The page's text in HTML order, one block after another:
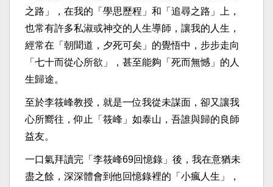
之路」，在我的「學思歷程」和「追尋之路」上，
也常有許多私淑或神交的人生導師，讓我的人生，
經常在「朝聞道，夕死可矣」的覺悟中，步步走向
「七十而從心所欲」，甚至能夠「死而無憾」的人
生歸途。
至於李筱峰教授，就是一位我從未謀面，卻又讓我
心所嚮往，仰止「筱峰」如泰山，吾誰與歸的良師
益友。
一口氣拜讀完「李筱峰69回憶錄」後，我在意猶未
盡之餘，深深體會到他回憶錄裡的「小瘋人生」，